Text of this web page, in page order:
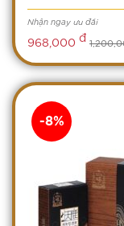
Nhận ngay ưu đãi
968,000 đ
-8%